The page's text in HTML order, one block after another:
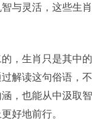
与灵活，这些生肖
，生肖只是其中的
解读这句俗语，不
，也能从中汲取智
好地前行。